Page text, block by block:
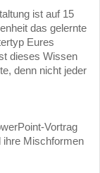
ist auf 15
das gelernte
Eures
dieses Wissen
denn nicht jeder
Vortrag
ihre Mischformen